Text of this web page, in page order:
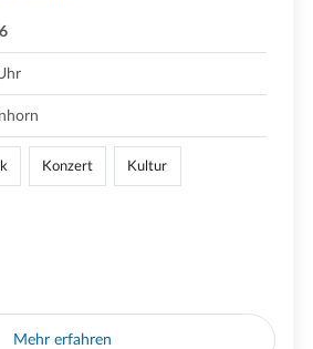
Konzert Kultur
Mehr erfahren